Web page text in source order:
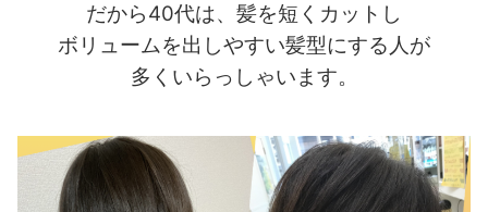
だから40代は、髪を短くカットし
ボリュームを出しやすい髪型にする人が
多くいらっしゃいます。